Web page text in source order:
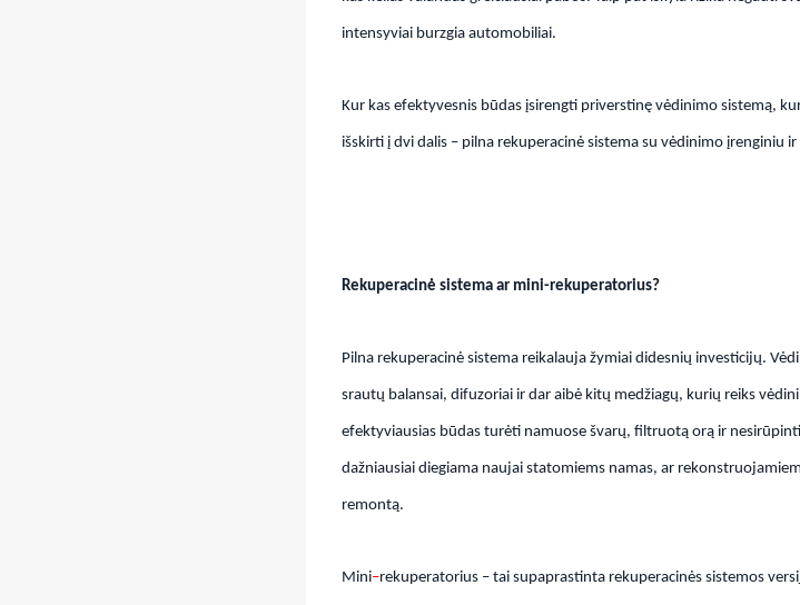
intensyviai burzgia automobiliai.
Kur kas efektyvesnis būdas įsirengti priverstinę vėdinimo sistemą,
išskirti į dvi dalis – pilna rekuperacinė sistema su vėdinimo įrenginiu
Rekuperacinė sistema ar mini-rekuperatorius?
Pilna rekuperacinė sistema reikalauja žymiai didesnių investicijų.
srautų balansai, difuzoriai ir dar aibė kitų medžiagų, kurių reiks
efektyviausias būdas turėti namuose švarų, filtruotą orą ir
dažniausiai diegiama naujai statomiems namas, ar
remontą.
Mini–rekuperatorius – tai supaprastinta rekuperacinės sistemos